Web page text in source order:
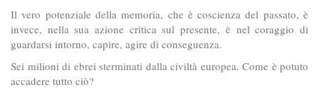
Il vero potenziale della memoria, che è coscienza del passato, è
invece, nella sua azione critica sul presente, è nel coraggio di
guardarsi intorno, capire, agire di conseguenza.
Sei milioni di ebrei sterminati dalla civiltà europea. Come è potuto
accadere tutto ciò?